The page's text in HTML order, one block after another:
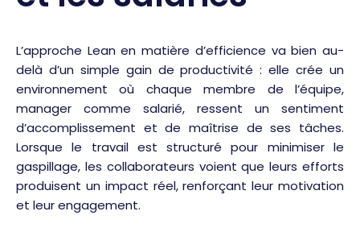
L’approche Lean en matière d’efficience va bien au-
delà d’un simple gain de productivité : elle crée un
environnement où chaque membre de l’équipe,
manager comme salarié, ressent un sentiment
d’accomplissement et de maîtrise de ses tâches.
Lorsque le travail est structuré pour minimiser le
gaspillage, les collaborateurs voient que leurs efforts
produisent un impact réel, renforçant leur motivation
et leur engagement.